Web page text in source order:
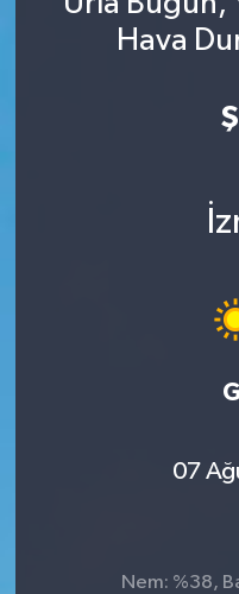
Hava
07
Nem: %38,
Son Dakika